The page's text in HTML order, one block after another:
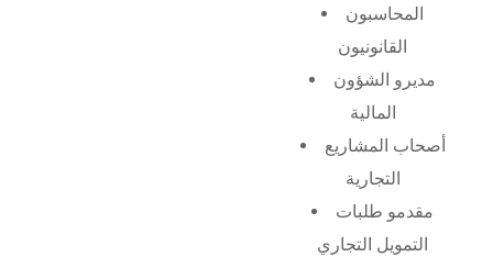
المحاسبون
القانونيون
مديرو الشؤون
المالية
أصحاب المشاريع
التجارية
مقدمو طلبات
التمويل التجاري